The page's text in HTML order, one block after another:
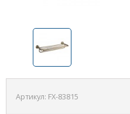
Артикул: FX-83815